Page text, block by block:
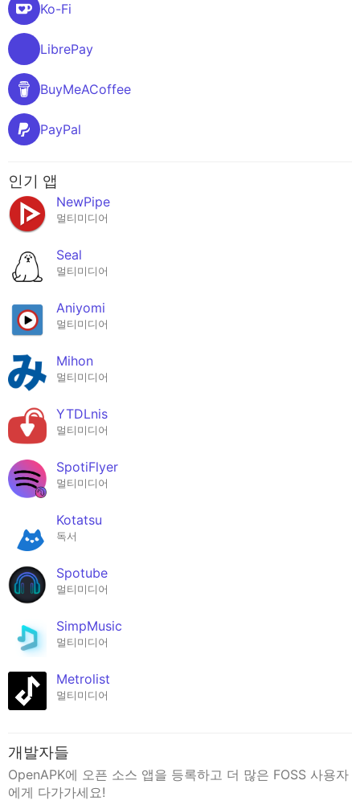
Ko-Fi
LibrePay
BuyMeACoffee
PayPal
인기 앱
NewPipe
멀티미디어
Seal
멀티미디어
Aniyomi
멀티미디어
Mihon
멀티미디어
YTDLnis
멀티미디어
SpotiFlyer
멀티미디어
Kotatsu
독서
Spotube
멀티미디어
SimpMusic
멀티미디어
Metrolist
멀티미디어
개발자들
OpenAPK에 오픈 소스 앱을 등록하고 더 많은 FOSS 사용자
에게 다가가세요!